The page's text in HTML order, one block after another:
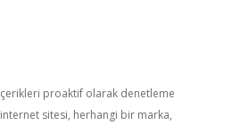
içerikleri proaktif olarak denetleme
sitesi, herhangi bir marka,